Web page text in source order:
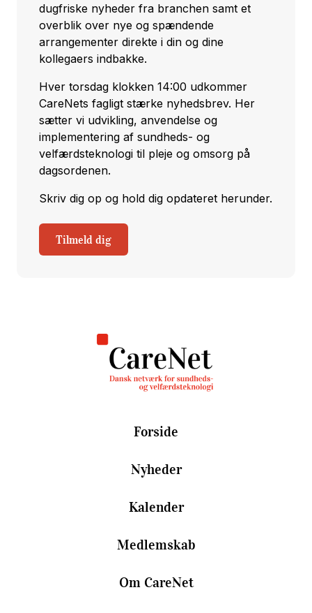
dugfriske nyheder fra branchen samt et
overblik over nye og spændende
arrangementer direkte i din og dine
kollegaers indbakke.
Hver torsdag klokken 14:00 udkommer
CareNets fagligt stærke nyhedsbrev. Her
sætter vi udvikling, anvendelse og
implementering af sundheds- og
velfærdsteknologi til pleje og omsorg på
dagsordenen.
Skriv dig op og hold dig opdateret herunder.
Tilmeld dig
Forside
Nyheder
Kalender
Medlemskab
Om CareNet